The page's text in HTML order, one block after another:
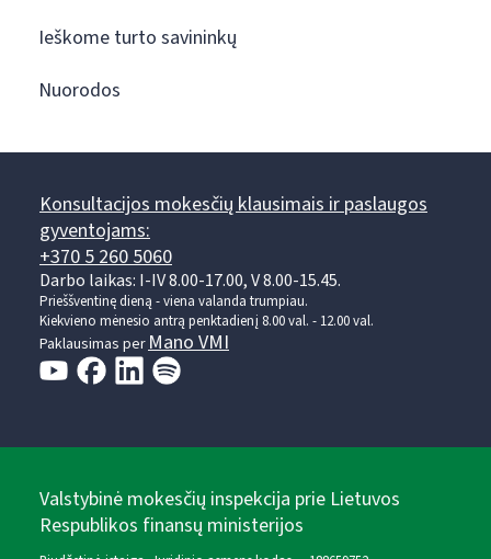
Ieškome turto savininkų
Nuorodos
Konsultacijos mokesčių klausimais ir paslaugos
gyventojams:
+370 5 260 5060
Darbo laikas: I-IV 8.00-17.00, V 8.00-15.45.
Prieššventinę dieną - viena valanda trumpiau.
Kiekvieno mėnesio antrą penktadienį 8.00 val. - 12.00 val.
Paklausimas per Mano VMI
Valstybinė mokesčių inspekcija prie Lietuvos
Respublikos finansų ministerijos